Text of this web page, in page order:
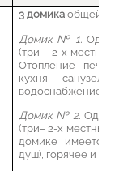
3 домикаобщей
Домик № 1.
(три – 2-х
Отопление
кухня,
водоснабжение,
Домик № 2.
(три– 2-х
домике имеется
душ), горячее и